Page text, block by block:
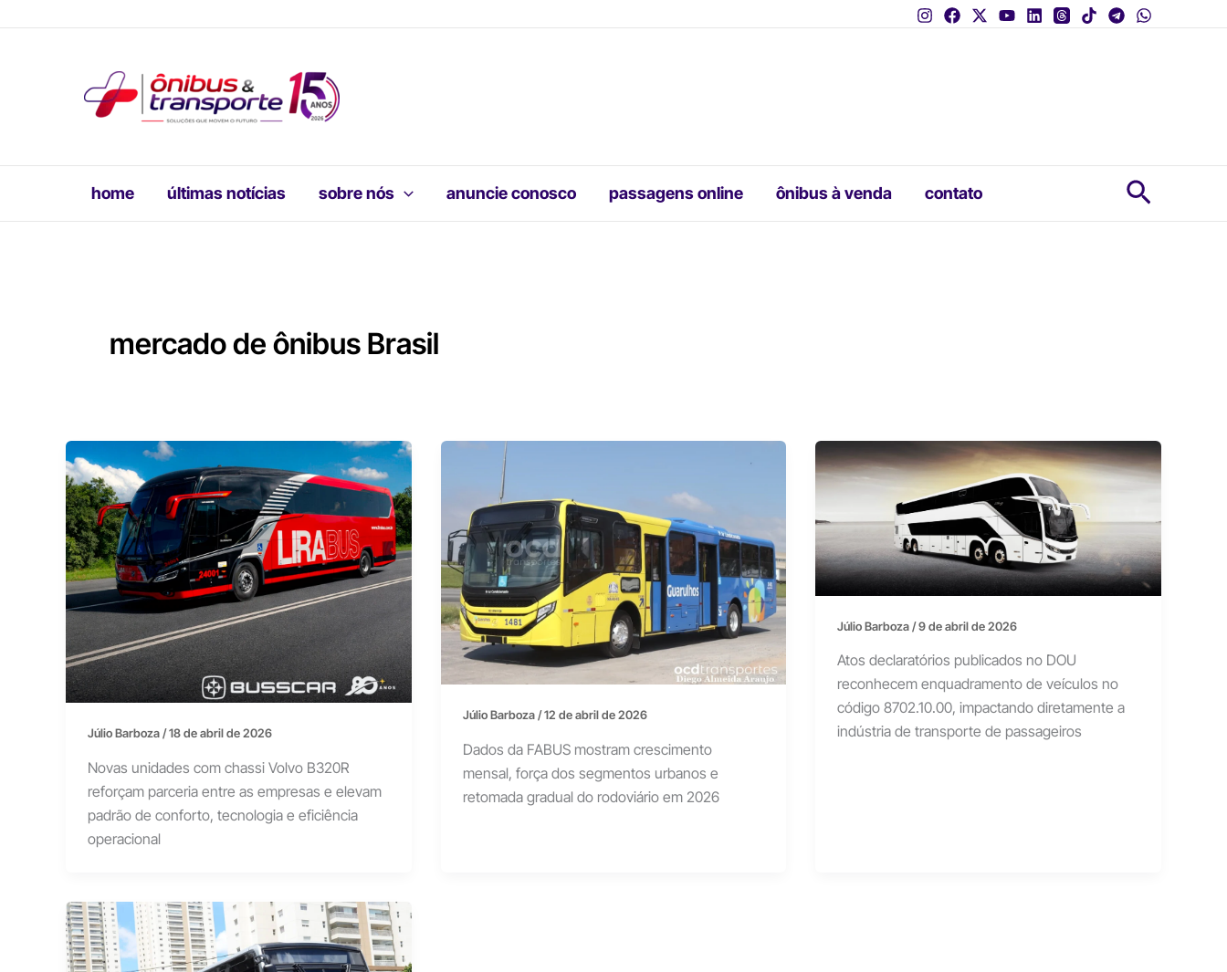
home últimas notícias sobre nós anuncie conosco passagens online ônibus à venda contato
mercado de ônibus Brasil
Júlio Barboza/18 de abril de 2026
Novas unidades com chassi Volvo B320R
reforçam parceria entre as empresas e elevam
padrão de conforto, tecnologia e eficiência
operacional
Júlio Barboza/12 de abril de 2026
Dados da FABUS mostram crescimento
mensal, força dos segmentos urbanos e
retomada gradual do rodoviário em 2026
Júlio Barboza/9 de abril de 2026
Atos declaratórios publicados no DOU
reconhecem enquadramento de veículos no
código 8702.10.00, impactando diretamente a
indústria de transporte de passageiros